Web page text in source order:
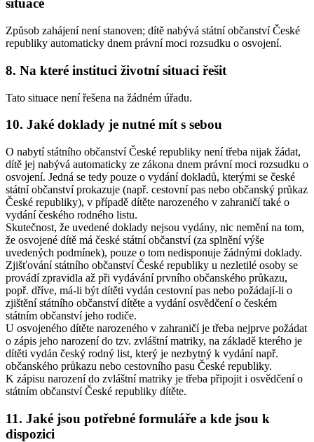
situace
Způsob zahájení není stanoven; dítě nabývá státní občanství České
republiky automaticky dnem právní moci rozsudku o osvojení.
8. Na které instituci životní situaci řešit
Tato situace není řešena na žádném úřadu.
10. Jaké doklady je nutné mít s sebou
O nabytí státního občanství České republiky není třeba nijak žádat,
dítě jej nabývá automaticky ze zákona dnem právní moci rozsudku o
osvojení. Jedná se tedy pouze o vydání dokladů, kterými se české
státní občanství prokazuje (např. cestovní pas nebo občanský průkaz
České republiky), v případě dítěte narozeného v zahraničí také o
vydání českého rodného listu.
Skutečnost, že uvedené doklady nejsou vydány, nic nemění na tom,
že osvojené dítě má české státní občanství (za splnění výše
uvedených podmínek), pouze o tom nedisponuje žádnými doklady.
Zjišťování státního občanství České republiky u nezletilé osoby se
provádí zpravidla až při vydávání prvního občanského průkazu,
popř. dříve, má-li být dítěti vydán cestovní pas nebo požádají-li o
zjištění státního občanství dítěte a vydání osvědčení o českém
státním občanství jeho rodiče.
U osvojeného dítěte narozeného v zahraničí je třeba nejprve požádat
o zápis jeho narození do tzv. zvláštní matriky, na základě kterého je
dítěti vydán český rodný list, který je nezbytný k vydání např.
občanského průkazu nebo cestovního pasu České republiky.
K zápisu narození do zvláštní matriky je třeba připojit i osvědčení o
státním občanství České republiky dítěte.
11. Jaké jsou potřebné formuláře a kde jsou k
dispozici